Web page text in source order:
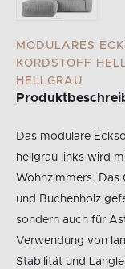
MODULARES
KORDSTOFF
HELLGRAU
Das modulare
hellgrau links wird
Wohnzimmers. Das
und Buchenholz
sondern auch für
Verwendung von
Stabilität und